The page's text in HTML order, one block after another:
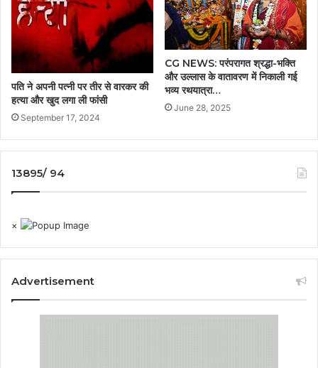
पति ने अपनी पत्नी पर तीर से वारकर की
हत्या और खुद लगा ली फांसी
September 17, 2024
CG NEWS: परंपरागत श्रद्धा-भक्ति
और उल्लास के वातावरण में निकाली गई
भव्य रथयात्रा…
June 28, 2025
13895/ 94
×
Advertisement